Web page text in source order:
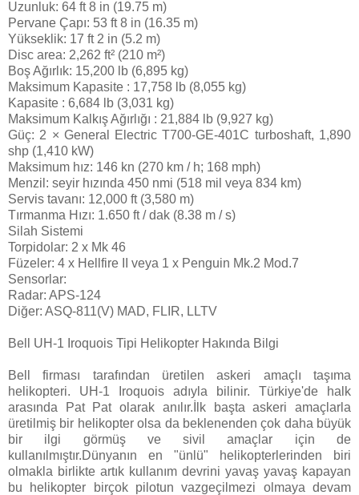
Uzunluk: 64 ft 8 in (19.75 m)
Pervane Çapı: 53 ft 8 in (16.35 m)
Yükseklik: 17 ft 2 in (5.2 m)
Disc area: 2,262 ft² (210 m²)
Boş Ağırlık: 15,200 lb (6,895 kg)
Maksimum Kapasite : 17,758 lb (8,055 kg)
Kapasite : 6,684 lb (3,031 kg)
Maksimum Kalkış Ağırlığı : 21,884 lb (9,927 kg)
Güç: 2 × General Electric T700-GE-401C turboshaft, 1,890
shp (1,410 kW)
Maksimum hız: 146 kn (270 km / h; 168 mph)
Menzil: seyir hızında 450 nmi (518 mil veya 834 km)
Servis tavanı: 12,000 ft (3,580 m)
Tırmanma Hızı: 1.650 ft / dak (8.38 m / s)
Silah Sistemi
Torpidolar: 2 x Mk 46
Füzeler: 4 x Hellfire II veya 1 x Penguin Mk.2 Mod.7
Sensorlar:
Radar: APS-124
Diğer: ASQ-811(V) MAD, FLIR, LLTV
Bell UH-1 Iroquois Tipi Helikopter Hakında Bilgi
Bell firması tarafından üretilen askeri amaçlı taşıma
helikopteri. UH-1 Iroquois adıyla bilinir. Türkiye'de halk
arasında Pat Pat olarak anılır.İlk başta askeri amaçlarla
üretilmiş bir helikopter olsa da beklenenden çok daha büyük
bir ilgi görmüş ve sivil amaçlar için de
kullanılmıştır.Dünyanın en "ünlü" helikopterlerinden biri
olmakla birlikte artık kullanım devrini yavaş yavaş kapayan
bu helikopter birçok pilotun vazgeçilmezi olmaya devam